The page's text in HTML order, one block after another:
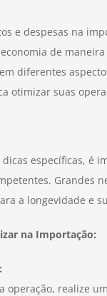
e despesas na
de
diferentes
otimizar suas
específicas, é
Grandes
a longevidade e
na Importação:
operação, realize